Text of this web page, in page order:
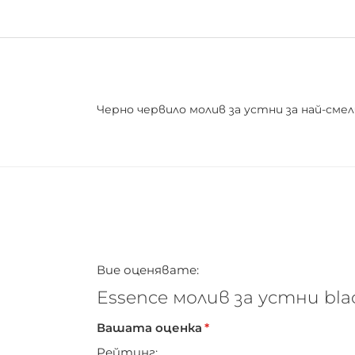
Черно червило молив за устни за най-
Вие оценявате:
Essence молив за устни
Вашата оценка